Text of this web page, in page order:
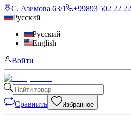
С. Азимова 63/1
+99893 502 22 22
Русский
Русский
English
Войти
Сравнить Избранное